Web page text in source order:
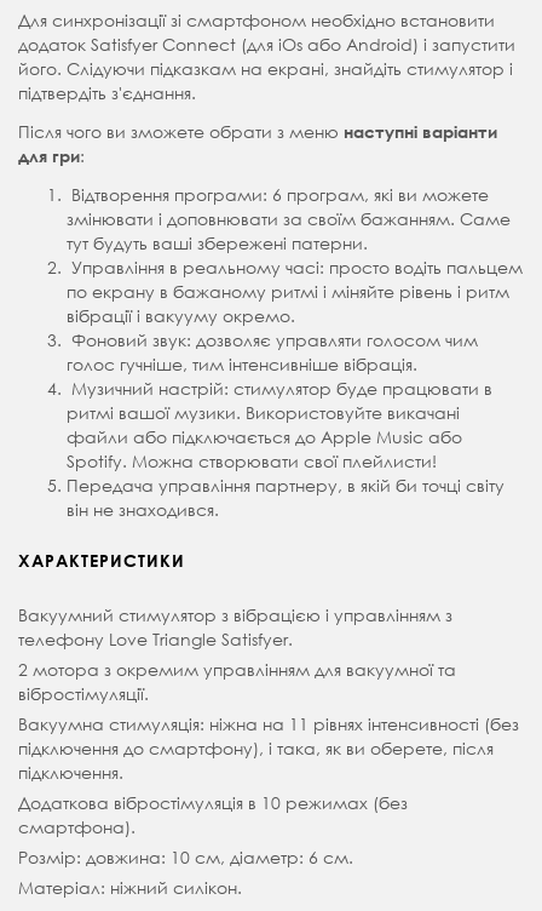
Для синхронізації зі смартфоном необхідно встановити
додаток Satisfyer Connect (для iOs або Android) і запустити
його. Слідуючи підказкам на екрані, знайдіть стимулятор і
підтвердіть з'єднання.
Після чого ви зможете обрати з меню наступні варіанти
для гри:
Відтворення програми: 6 програм, які ви можете
змінювати і доповнювати за своїм бажанням. Саме
тут будуть ваші збережені патерни.
Управління в реальному часі: просто водіть пальцем
по екрану в бажаному ритмі і міняйте рівень і ритм
вібрації і вакууму окремо.
Фоновий звук: дозволяє управляти голосом чим
голос гучніше, тим інтенсивніше вібрація.
Музичний настрій: стимулятор буде працювати в
ритмі вашої музики. Використовуйте викачані
файли або підключається до Apple Music або
Spotify. Можна створювати свої плейлисти!
Передача управління партнеру, в якій би точці світу
він не знаходився.
ХАРАКТЕРИСТИКИ
Вакуумний стимулятор з вібрацією і управлінням з
телефону Love Triangle Satisfyer.
2 мотора з окремим управлінням для вакуумної та
вібростімуляції.
Вакуумна стимуляція: ніжна на 11 рівнях інтенсивності (без
підключення до смартфону), і така, як ви оберете, після
підключення.
Додаткова вібростімуляція в 10 режимах (без
смартфона).
Розмір: довжина: 10 см, діаметр: 6 см.
Матеріал: ніжний силікон.